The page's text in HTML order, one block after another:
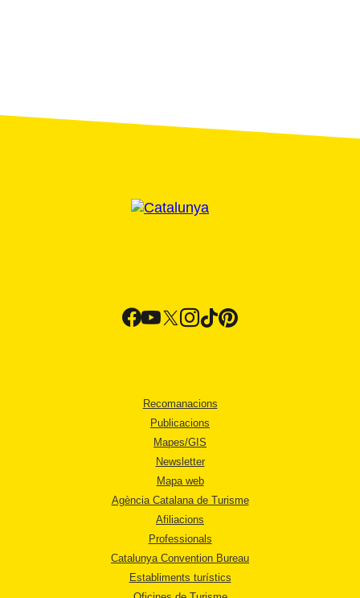
Recomanacions
Publicacions
Mapes/GIS
Newsletter
Mapa web
Agència Catalana de Turisme
Afiliacions
Professionals
Catalunya Convention Bureau
Establiments turístics